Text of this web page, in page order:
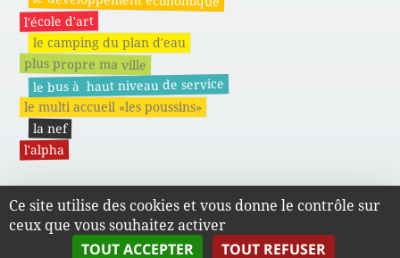
l'école d'art
le camping du plan d'eau
plus propre ma ville
le bus à haut niveau de service
le multi accueil «les poussins»
la nef
l'alpha
Actes administratifs du SMAPE
Ce site utilise des cookies et vous donne le contrôle sur
ceux que vous souhaitez activer
TOUT ACCEPTER
TOUT REFUSER